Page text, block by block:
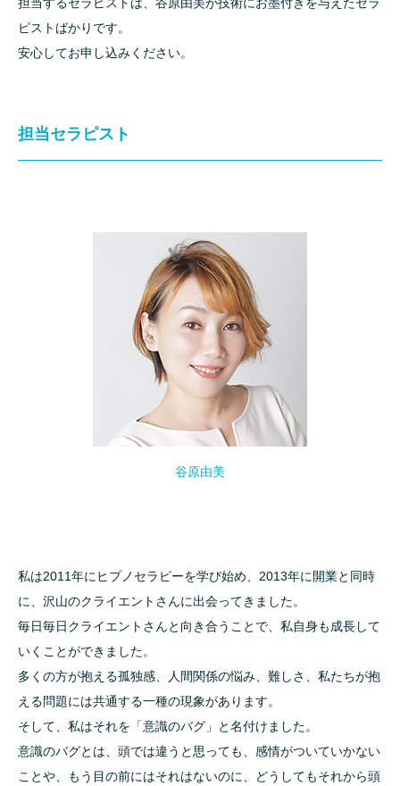
担当するセラピストは、谷原由美が技術にお墨付きを与えたセラ
ピストばかりです。
安心してお申し込みください。
担当セラピスト
谷原由美
私は2011年にヒプノセラピーを学び始め、2013年に開業と同時
に、沢山のクライエントさんに出会ってきました。
毎日毎日クライエントさんと向き合うことで、私自身も成長して
いくことができました。
多くの方が抱える孤独感、人間関係の悩み、難しさ、私たちが抱
える問題には共通する一種の現象があります。
そして、私はそれを「意識のバグ」と名付けました。
意識のバグとは、頭では違うと思っても、感情がついていかない
ことや、もう目の前にはそれはないのに、どうしてもそれから頭